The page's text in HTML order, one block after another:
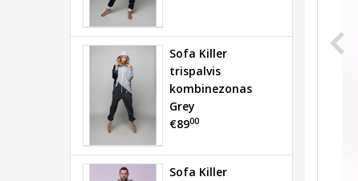
Sofa Killer
trispalvis
kombinezonas
Grey
€8900
Sofa Killer